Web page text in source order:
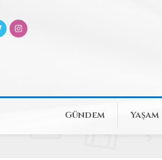
Gündem Yaşam